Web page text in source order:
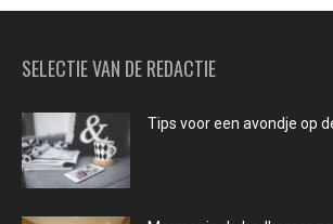
SELECTIE VAN DE REDACTIE
Tips voor een avondje op